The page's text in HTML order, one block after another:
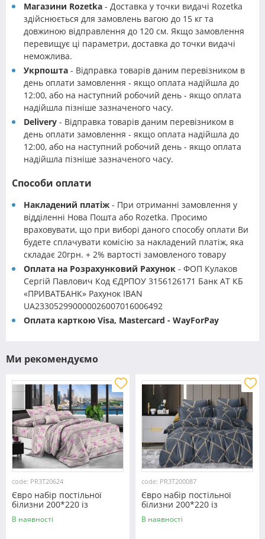
Магазини Rozetka - Доставка у точки видачі Rozetka
здійснюється для замовлень вагою до 15 кг та
довжиною відправлення до 120 см. Якщо замовлення
перевищує ці параметри, доставка до точки видачі
неможлива.
Укрпошта - Відправка товарів даним перевізником в
день оплати замовлення - якщо оплата надійшла до
12:00, або на наступний робочий день - якщо оплата
надійшла пізніше зазначеного часу.
Delivery - Відправка товарів даним перевізником в
день оплати замовлення - якщо оплата надійшла до
12:00, або на наступний робочий день - якщо оплата
надійшла пізніше зазначеного часу.
Способи оплати
Накладений платіж - При отриманні замовлення у
відділенні Нова Пошта або Rozetka. Просимо
враховувати, що при виборі даного способу оплати Ви
будете сплачувати комісію за накладений платіж, яка
складає 20грн. + 2% вартості замовленого товару
Оплата на Розрахунковий Рахунок - ФОП Кулаков
Сергій Павлович Код ЄДРПОУ 3156126171 Банк АТ КБ
«ПРИВАТБАНК» Рахунок IBAN
UA233052990000026007016006492
Оплата карткою Visa, Mastercard - WayForPay
Ми рекомендуємо
code: PR3T20624
Євро набір постільної
білизни 200*220 із
полікотону №20624
Черешенка™
В наявності
code: PR3T200087
Євро набір постільної
білизни 200*220 із
полікотону №200087
Черешенька™
В наявності